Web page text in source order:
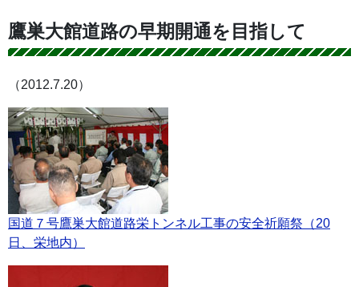
鷹巣大館道路の早期開通を目指して
（2012.7.20）
国道７号鷹巣大館道路栄トンネル工事の安全祈願祭（20
日、栄地内）